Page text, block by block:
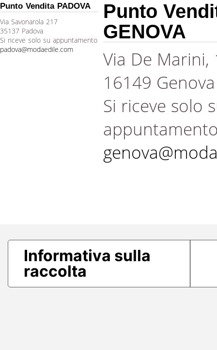
Punto Vendita PADOVA
Via Savonarola 217
35137 Padova
Si riceve solo su appuntamento
padova@modaedile.com
Punto
GENOVA
Via De Marini,
16149 Genova
Si riceve solo
Informativa sulla
raccolta